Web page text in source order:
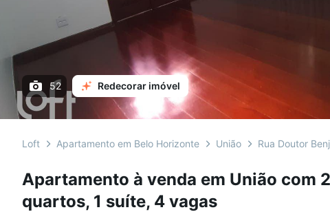
52 Redecorar imóvel
Loft Apartamento em Belo Horizonte União Rua Doutor
Apartamento à venda em União com
quartos, 1 suíte, 4 vagas